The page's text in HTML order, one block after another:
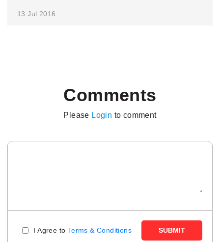
13 Jul 2016
Comments
Please Login to comment
I Agree to Terms & Conditions SUBMIT